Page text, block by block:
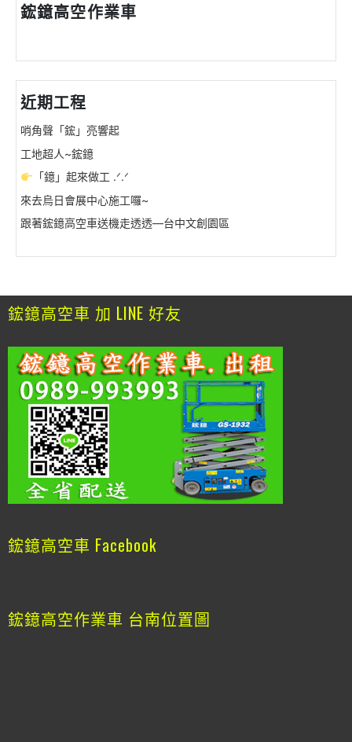
鋐鐿高空作業車
近期工程
哨角聲「鋐」亮響起
工地超人~鋐鐿
「鐿」起來做工 .ᐟ.ᐟ
來去烏日會展中心施工囉~
跟著鋐鐿高空車送機走透透—台中文創園區
鋐鐿高空車 加 LINE 好友
鋐鐿高空車 Facebook
鋐鐿高空作業車 台南位置圖